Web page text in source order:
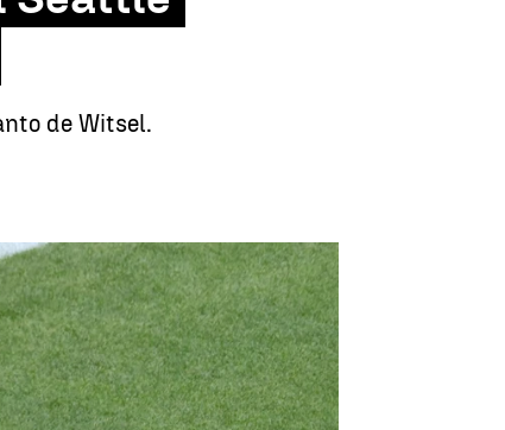
de Witsel.
del Atlético ante el Seattle Sounders |Reuters